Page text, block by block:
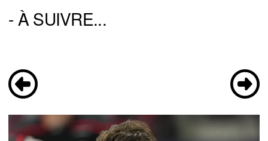
- À SUIVRE...